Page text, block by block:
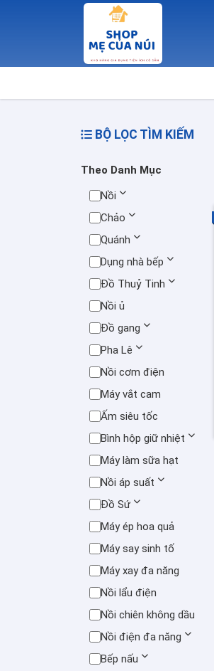
BỘ LỌC TÌM KIẾM
Theo Danh Mục
Nồi
Chảo
Quánh
Dụng nhà bếp
Đồ Thuỷ Tinh
Nồi ủ
Đồ gang
Pha Lê
Nồi cơm điện
Máy vắt cam
Ấm siêu tốc
Bình hộp giữ nhiệt
Máy làm sữa hạt
Nồi áp suất
Đồ Sứ
Máy ép hoa quả
Máy say sinh tố
Máy xay đa năng
Nồi lẩu điện
Nồi chiên không dầu
Nồi điện đa năng
Bếp nấu